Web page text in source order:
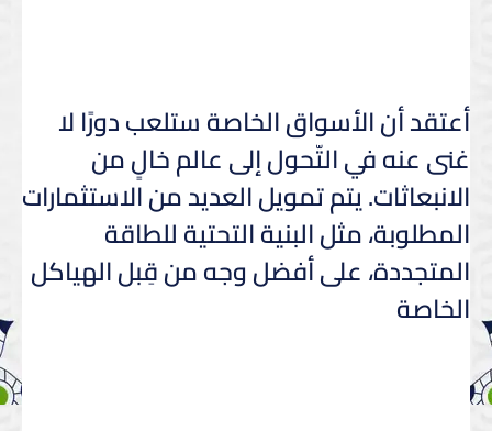
أعتقد أن الأسواق الخاصة ستلعب دورًا لا
غنى عنه في التّحول إلى عالم خالٍ من
الانبعاثات. يتم تمويل العديد من الاستثمارات
المطلوبة، مثل البنية التحتية للطاقة
المتجددة، على أفضل وجه من قِبل الهياكل
الخاصة